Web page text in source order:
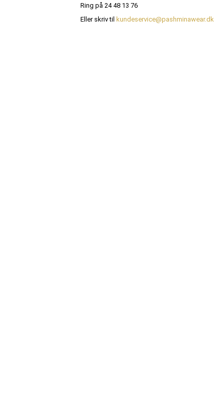
Ring på 24 48 13 76
Eller skriv til kundeservice@pashminawear.dk